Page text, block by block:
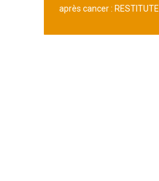
après cancer : RESTITUTE